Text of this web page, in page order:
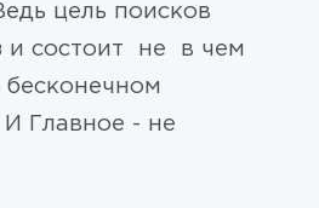
цель поисков
и состоит не в чем
Главное - не